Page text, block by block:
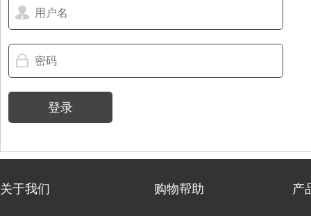
登录
关于我们 购物帮助 产